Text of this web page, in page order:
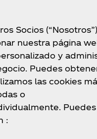
Socios (“Nosotros”)
nuestra página
y
Puedes
las cookies
o
Puedes
: